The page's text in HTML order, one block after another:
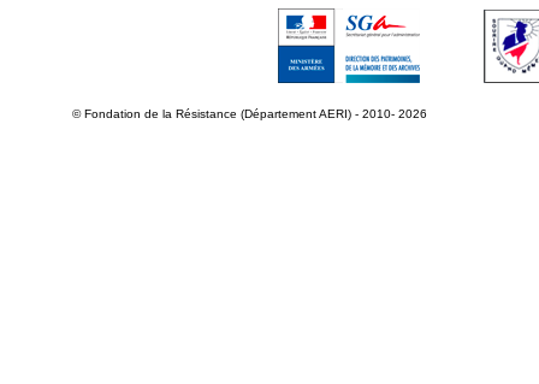
© Fondation de la Résistance (Département AERI) - 2010- 2026